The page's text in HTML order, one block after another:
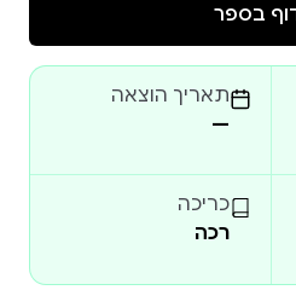
מי שיודע לעזור, גם אם
ומיועד לילדים בגיל
בספר
תאריך הוצאה
—
כריכה
רכה